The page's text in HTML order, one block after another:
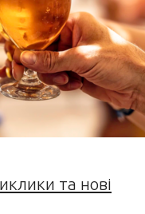
та нові